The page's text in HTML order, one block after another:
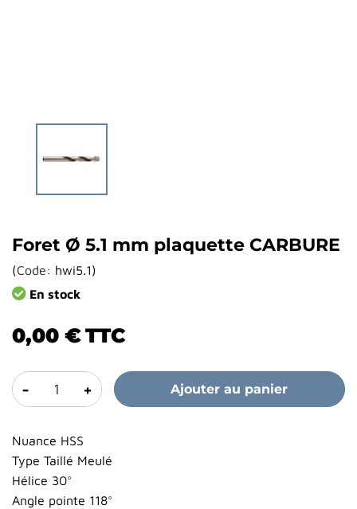
Foret Ø 5.1 mm plaquette CARBURE
(Code: hwi5.1)
En stock
0,00 €TTC
- + Ajouter au panier
Nuance HSS
Type Taillé Meulé
Hélice 30°
Angle pointe 118°